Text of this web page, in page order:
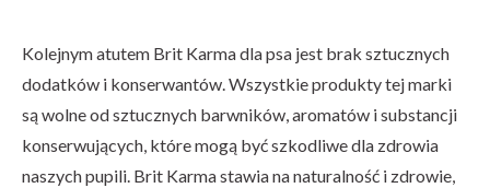
Kolejnym atutem Brit Karma dla psa jest brak sztucznych
dodatków i konserwantów. Wszystkie produkty tej marki
są wolne od sztucznych barwników, aromatów i substancji
konserwujących, które mogą być szkodliwe dla zdrowia
naszych pupili. Brit Karma stawia na naturalność i zdrowie,